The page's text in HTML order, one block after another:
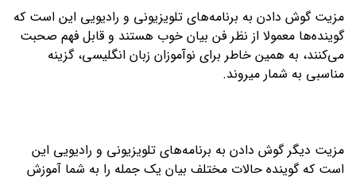
مزیت گوش دادن به برنامه‌های تلویزیونی و رادیویی این است که
گوینده‌ها معمولا از نظر فن بیان خوب هستند و قابل فهم صحبت
می‌کنند، به همین خاطر برای نوآموزان زبان انگلیسی، گزینه
مناسبی به شمار می­روند.
مزیت دیگر گوش دادن به برنامه‌های تلویزیونی و رادیویی این
است که گوینده حالات مختلف بیان یک جمله را به شما آموزش